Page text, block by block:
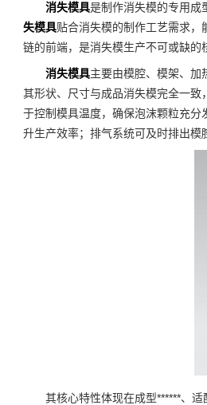
消失模具是制作消失模的专用成
失模具贴合消失模的制作工艺需求，
链的前端，是消失模生产不可或缺的
消失模具主要由模腔、模架、加
其形状、尺寸与成品消失模完全一
于控制模具温度，确保泡沫颗粒充
升生产效率；排气系统可及时排出模
其核心特性体现在成型******、适